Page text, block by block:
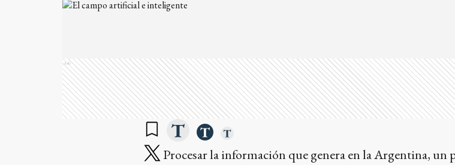
Ads
Procesar la información que genera en la Argentina, un